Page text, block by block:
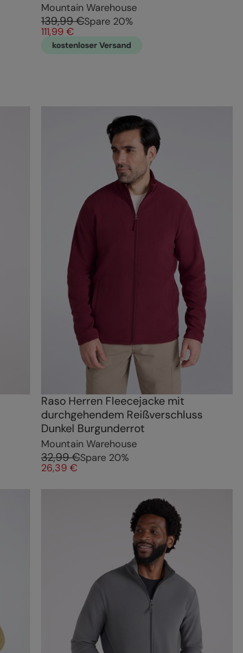
Mountain Warehouse
139,99 €Spare 20%
111,99 €
kostenloser Versand
Raso Herren Fleecejacke mit
durchgehendem Reißverschluss
Dunkel Burgunderrot
Mountain Warehouse
32,99 €Spare 20%
26,39 €